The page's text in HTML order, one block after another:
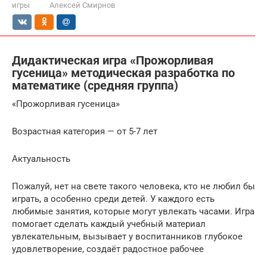
игры
Алексей Смирнов
Дидактическая игра «Прожорливая
гусеница» методическая разработка по
математике (средняя группа)
«Прожорливая гусеница»
Возрастная категория — от 5-7 лет
Актуальность
Пожалуй, нет на свете такого человека, кто не любил бы
играть, а особенно среди детей. У каждого есть
любимые занятия, которые могут увлекать часами. Игра
помогает сделать каждый учебный материал
увлекательным, вызывает у воспитанников глубокое
удовлетворение, создаёт радостное рабочее